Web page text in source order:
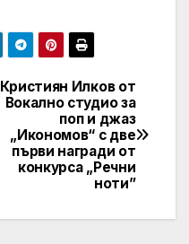
Кристиян Илков от
Вокално студио за
поп и джаз
„Икономов“ с две
първи награди от
конкурса „Речни
ноти”